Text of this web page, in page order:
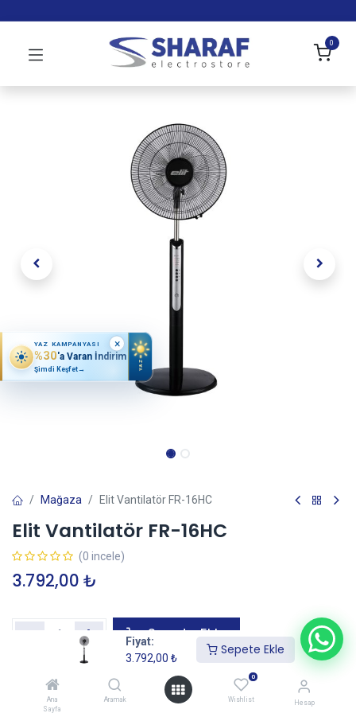
Fiyat:
3.792,00 ₺
Sepete Ekle
Ana
Sayfa
Aramak
0
Wishlist Hesap
0
Mağaza Elit Vantilatör FR-16HC
Elit Vantilatör FR-16HC
(0 incele)
3.792,00 ₺
Sepete Ekle
Garanti+ Uzatılmış Garanti Ekle İtibaren
YAZ KAMPANYASI
%30'a Varan İndirim
Şimdi Keşfet→ YAZ
×